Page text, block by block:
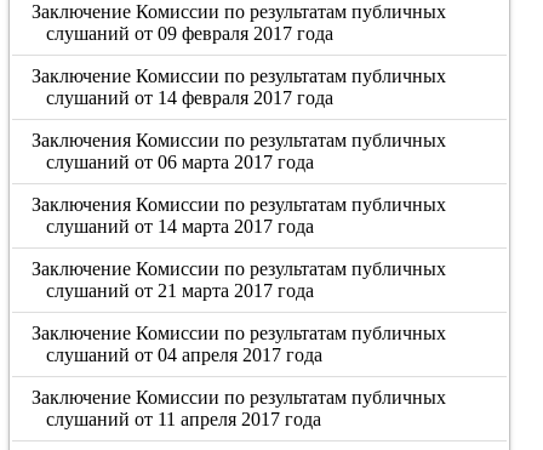
Заключение Комиссии по результатам публичных
слушаний от 09 февраля 2017 года
Заключение Комиссии по результатам публичных
слушаний от 14 февраля 2017 года
Заключения Комиссии по результатам публичных
слушаний от 06 марта 2017 года
Заключения Комиссии по результатам публичных
слушаний от 14 марта 2017 года
Заключение Комиссии по результатам публичных
слушаний от 21 марта 2017 года
Заключение Комиссии по результатам публичных
слушаний от 04 апреля 2017 года
Заключение Комиссии по результатам публичных
слушаний от 11 апреля 2017 года